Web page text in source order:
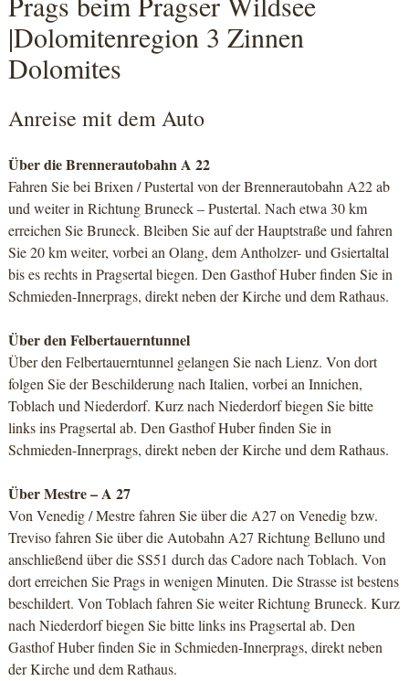
|Dolomitenregion 3 Zinnen
Dolomites
Anreise mit dem Auto
Über die Brennerautobahn A 22
Fahren Sie bei Brixen / Pustertal von der Brennerautobahn A22 ab
und weiter in Richtung Bruneck – Pustertal. Nach etwa 30 km
erreichen Sie Bruneck. Bleiben Sie auf der Hauptstraße und fahren
Sie 20 km weiter, vorbei an Olang, dem Antholzer- und Gsiertaltal
bis es rechts in Pragsertal biegen. Den Gasthof Huber finden Sie in
Schmieden-Innerprags, direkt neben der Kirche und dem Rathaus.
Über den Felbertauerntunnel
Über den Felbertauerntunnel gelangen Sie nach Lienz. Von dort
folgen Sie der Beschilderung nach Italien, vorbei an Innichen,
Toblach und Niederdorf. Kurz nach Niederdorf biegen Sie bitte
links ins Pragsertal ab. Den Gasthof Huber finden Sie in
Schmieden-Innerprags, direkt neben der Kirche und dem Rathaus.
Über Mestre – A 27
Von Venedig / Mestre fahren Sie über die A27 on Venedig bzw.
Treviso fahren Sie über die Autobahn A27 Richtung Belluno und
anschließend über die SS51 durch das Cadore nach Toblach. Von
dort erreichen Sie Prags in wenigen Minuten. Die Strasse ist bestens
beschildert. Von Toblach fahren Sie weiter Richtung Bruneck. Kurz
nach Niederdorf biegen Sie bitte links ins Pragsertal ab. Den
Gasthof Huber finden Sie in Schmieden-Innerprags, direkt neben
der Kirche und dem Rathaus.